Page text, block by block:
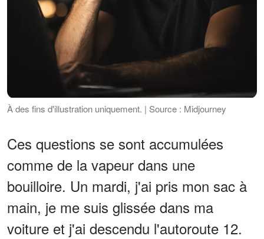
À des fins d'illustration uniquement. | Source : Midjourney
Ces questions se sont accumulées
comme de la vapeur dans une
bouilloire. Un mardi, j'ai pris mon sac à
main, je me suis glissée dans ma
voiture et j'ai descendu l'autoroute 12.